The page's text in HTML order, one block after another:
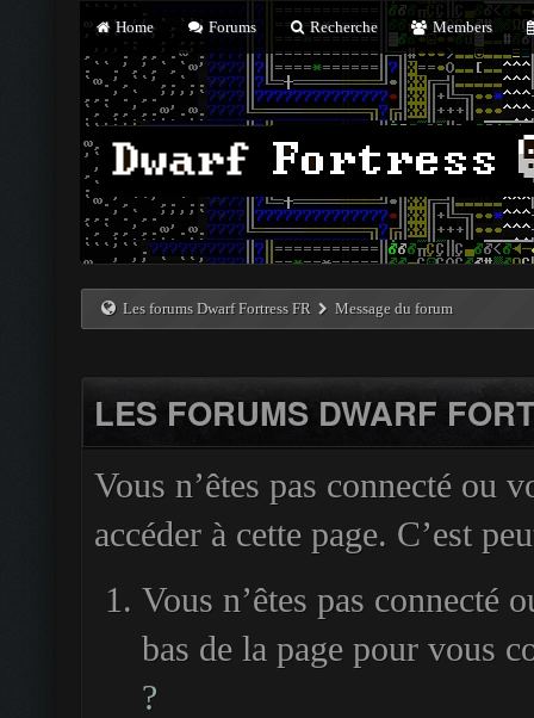
Home Forums Recherche Members
Les forums Dwarf Fortress FR Message du forum
LES FORUMS DWARF
Vous n’êtes pas connecté ou
accéder à cette page. C’est
Vous n’êtes pas connecté
bas de la page pour vous
?